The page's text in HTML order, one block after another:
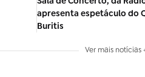
apresenta espetáculo do
Buritis
Ver mais notícias